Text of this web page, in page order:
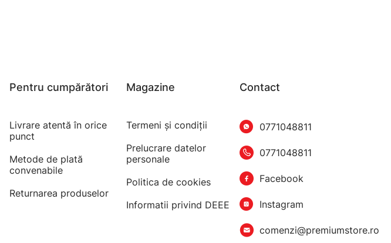
Pentru cumpărători
Livrare atentă în orice
punct
Metode de plată
convenabile
Returnarea produselor
Magazine
Termeni şi condiţii
Prelucrare datelor
personale
Politica de cookies
Informatii privind DEEE
Contact
0771048811
0771048811
Facebook
Instagram
comenzi@premiumstore.ro